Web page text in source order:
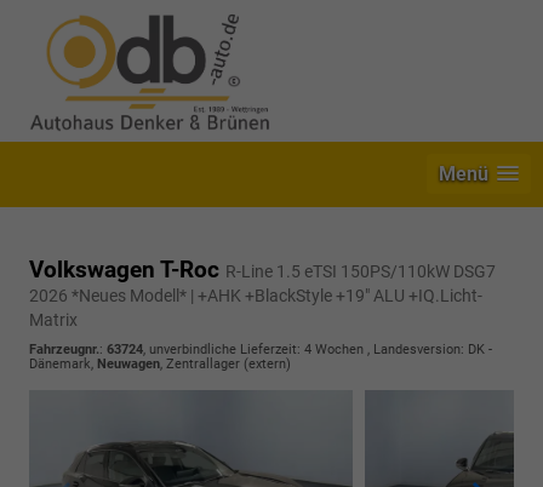
Menü
Volkswagen T-Roc R-Line 1.5 eTSI 150PS/110kW DSG7
2026 *Neues Modell* | +AHK +BlackStyle +19" ALU +IQ.Licht-
Matrix
Fahrzeugnr.: 63724, unverbindliche Lieferzeit: 4 Wochen , Landesversion: DK -
Dänemark, Neuwagen, Zentrallager (extern)